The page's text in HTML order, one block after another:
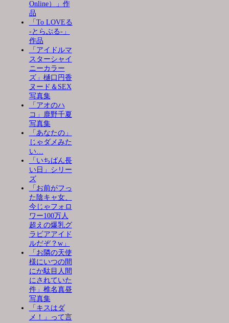
Online）」作
品
「To LOVEる
-とらぶる-」
作品
「アイドルマ
スターシャイ
ニーカラー
ズ」樋口円香
ヌード＆SEX
写真集
「アオのハ
コ」鹿野千夏
写真集
「あなたの」
じゃダメみた
い…
「いちばん長
い日」シリー
ズ
「お前がフっ
た陰キャ女、
今じゃフォロ
ワー100万人
超えの爆乳グ
ラビアアイド
ルだぞ？w」
「お隣の天使
様にいつの間
にか駄目人間
にされていた
件」椎名真昼
写真集
「キスはダ
メ！」って言